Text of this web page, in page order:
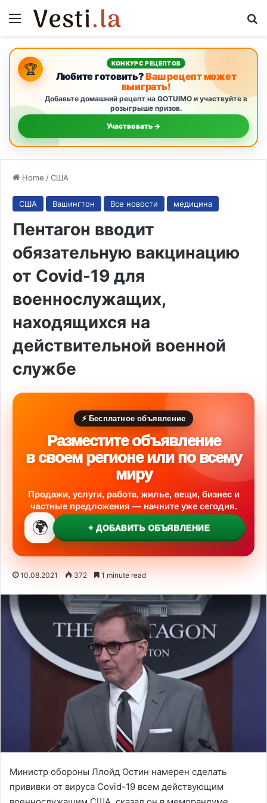
Menu
🏆 КОНКУРС РЕЦЕПТОВ
Любите готовить?Ваш рецепт может
выиграть!
Добавьте домашний рецепт на GOTUIMO и участвуйте в
розыгрыше призов.
Участвовать →
Home /США
США Вашингтон Все новости медицина
Пентагон вводит
обязательную вакцинацию
от Covid-19 для
военнослужащих,
находящихся на
действительной военной
службе
⚡ Бесплатное объявление
Разместите объявление
в своем регионе или по всему
миру
Продажи, услуги, работа, жилье, вещи, бизнес и
частные предложения — начните уже сегодня.
🌍 + ДОБАВИТЬ ОБЪЯВЛЕНИЕ
10.08.2021 372 1 minute read
Министр обороны Ллойд Остин намерен сделать
прививки от вируса Covid-19 всем действующим